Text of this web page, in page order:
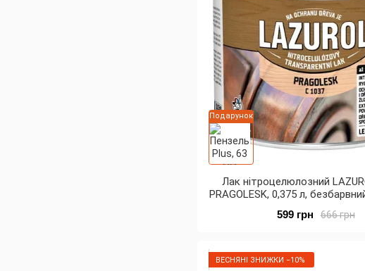
Подарунок
Лак нітроцелюлозний
PRAGOLESK, 0,375 л,
666 грн
599 грн
ВЕСНЯНІ ЗНИЖКИ −10%